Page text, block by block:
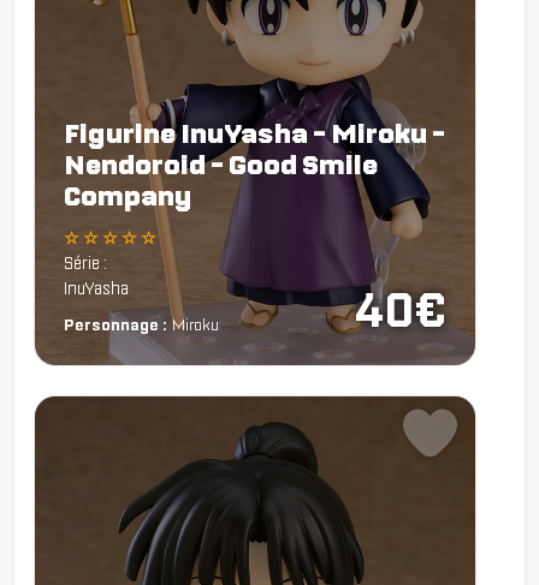
40€
Figurine InuYasha - Miroku -
Nendoroid - Good Smile
Company
☆ ☆ ☆ ☆ ☆
Série :
InuYasha
Personnage : Miroku